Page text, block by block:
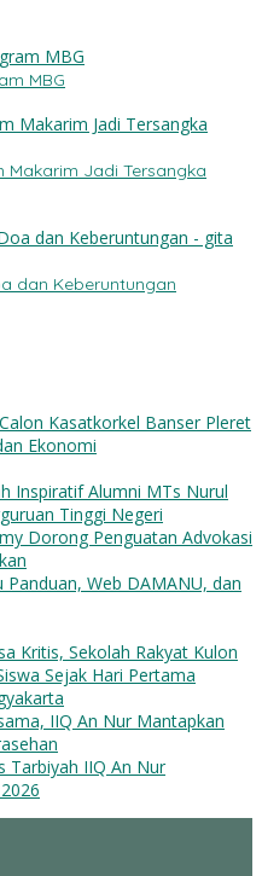
MBG
Makarim Jadi Tersangka
dan Keberuntungan
Kasatkorkel Banser Pleret
Ekonomi
Inspiratif Alumni MTs Nurul
Tinggi Negeri
Dorong Penguatan Advokasi
Web DAMANU, dan
Kritis, Sekolah Rakyat Kulon
Sejak Hari Pertama
IIQ An Nur Mantapkan
Tarbiyah IIQ An Nur